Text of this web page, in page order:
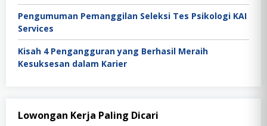
Pengumuman Pemanggilan Seleksi Tes Psikologi KAI
Services
Kisah 4 Pengangguran yang Berhasil Meraih
Kesuksesan dalam Karier
Lowongan Kerja Paling Dicari